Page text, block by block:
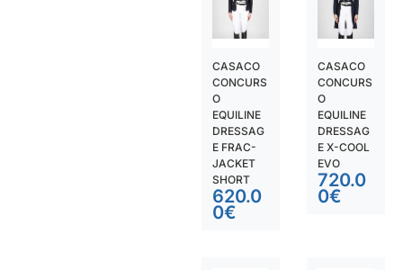
CASACO
CONCURS
O
EQUILINE
DRESSAG
E FRAC-
JACKET
SHORT
620.0
0€
CASACO
CONCURS
O
EQUILINE
DRESSAG
E X-COOL
EVO
720.0
0€